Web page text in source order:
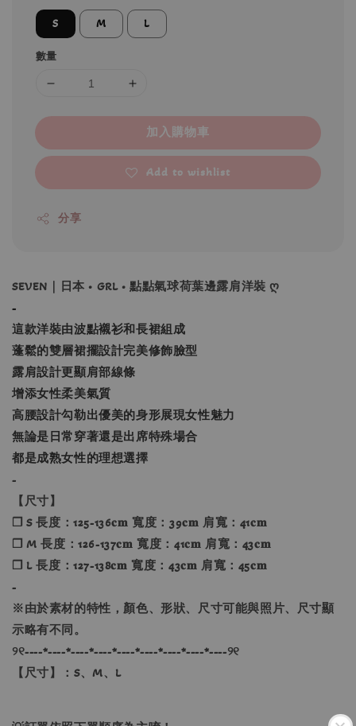
S M L
數量
加入購物車
Add to wishlist
分享
SEVEN｜日本 • GRL • 點點氣球荷葉邊露肩洋裝 ღ
-
這款洋裝由波點襯衫和長裙組成
蓬鬆的雙層裙擺設計完美修飾臉型
露肩設計更顯肩部線條
增添女性柔美氣質
高腰設計勾勒出優美的身形展現女性魅力
無論是日常穿著還是出席特殊場合
都是成熟女性的理想選擇
-
【尺寸】
❐ S 長度：125-136𝐜𝐦 寬度：39𝐜𝐦 肩寬：41𝐜𝐦
❐ M 長度：126-137𝐜𝐦 寬度：41𝐜𝐦 肩寬：43𝐜𝐦
❐ L 長度：127-138𝐜𝐦 寬度：43𝐜𝐦 肩寬：45𝐜𝐦
-
※由於素材的特性，顏色、形狀、尺寸可能與照片、尺寸顯
示略有不同。
୨୧----*----*----*----*----*----*----*----*----୨୧
【尺寸】：S、M、L